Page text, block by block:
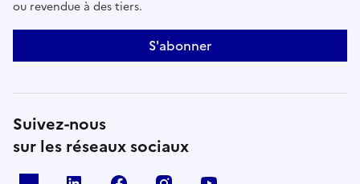
ou revendue à des tiers.
S'abonner
Suivez-nous
sur les réseaux sociaux